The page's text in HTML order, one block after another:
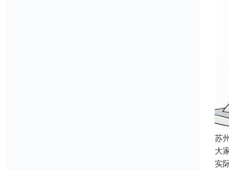
苏
大
实